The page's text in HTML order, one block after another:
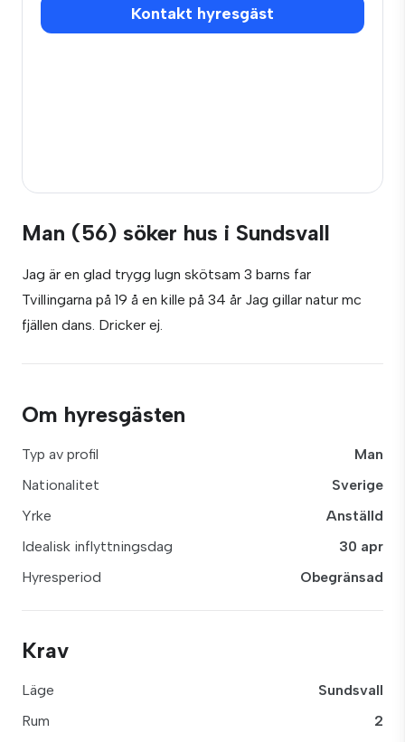
Kontakt hyresgäst
Man (56) söker hus i Sundsvall
Jag är en glad trygg lugn skötsam 3 barns far
Tvillingarna på 19 å en kille på 34 år Jag gillar natur mc
fjällen dans. Dricker ej.
Om hyresgästen
Typ av profil
Man
Nationalitet
Sverige
Yrke
Anställd
Idealisk inflyttningsdag
30 apr
Hyresperiod
Obegränsad
Krav
Läge
Sundsvall
Rum
2